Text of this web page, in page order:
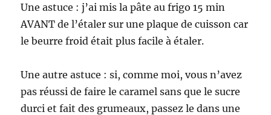
Une astuce : j’ai mis la pâte au frigo 15 min
AVANT de l’étaler sur une plaque de cuisson car
le beurre froid était plus facile à étaler.
Une autre astuce : si, comme moi, vous n’avez
pas réussi de faire le caramel sans que le sucre
durci et fait des grumeaux, passez le dans une